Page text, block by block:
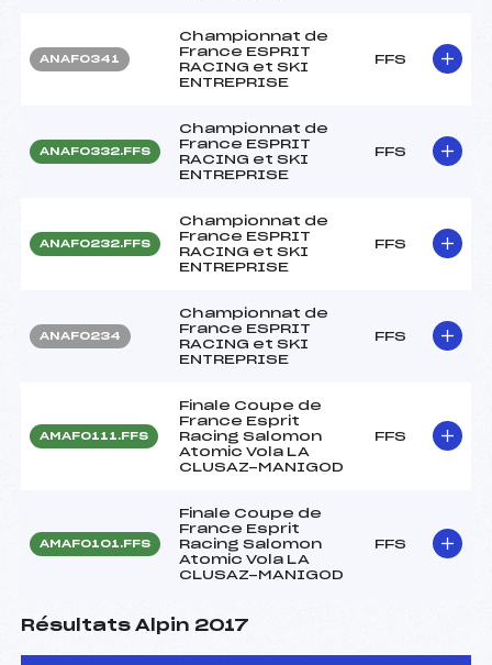
ANAF0341
Championnat de
France ESPRIT
RACING et SKI
ENTREPRISE
FFS
ANAF0332.FFS
Championnat de
France ESPRIT
RACING et SKI
ENTREPRISE
FFS
ANAF0232.FFS
Championnat de
France ESPRIT
RACING et SKI
ENTREPRISE
FFS
ANAF0234
Championnat de
France ESPRIT
RACING et SKI
ENTREPRISE
FFS
AMAF0111.FFS
Finale Coupe de
France Esprit
Racing Salomon
Atomic Vola LA
CLUSAZ-MANIGOD
FFS
AMAF0101.FFS
Finale Coupe de
France Esprit
Racing Salomon
Atomic Vola LA
CLUSAZ-MANIGOD
FFS
Résultats Alpin 2017